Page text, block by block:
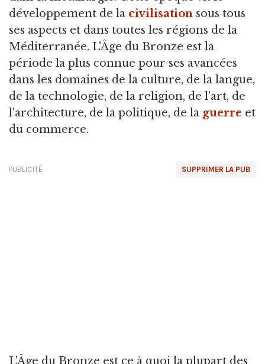
développement de la civilisation sous tous
ses aspects et dans toutes les régions de la
Méditerranée. L'Âge du Bronze est la
période la plus connue pour ses avancées
dans les domaines de la culture, de la langue,
de la technologie, de la religion, de l'art, de
l'architecture, de la politique, de la guerre et
du commerce.
SUPPRIMER LA PUB
PUBLICITÉ
L'Âge du Bronze est ce à quoi la plupart des